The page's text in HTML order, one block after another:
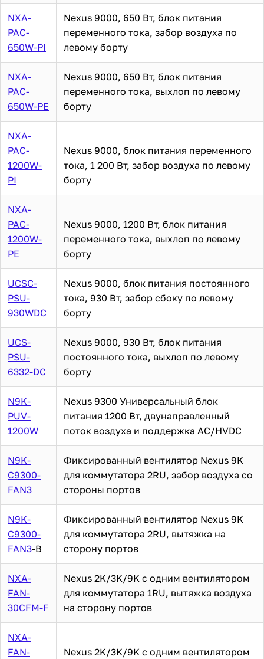
NXA-
PAC-
650W-PI
Nexus 9000, 650 Вт, блок питания
переменного тока, забор воздуха по
левому борту
NXA-
PAC-
650W-PE
Nexus 9000, 650 Вт, блок питания
переменного тока, выхлоп по левому
борту
NXA-
PAC-
1200W-
PI
Nexus 9000, блок питания переменного
тока, 1 200 Вт, забор воздуха по левому
борту
NXA-
PAC-
1200W-
PE
Nexus 9000, 1200 Вт, блок питания
переменного тока, выхлоп по левому
борту
UCSC-
PSU-
930WDC
Nexus 9000, блок питания постоянного
тока, 930 Вт, забор сбоку по левому
борту
UCS-
PSU-
6332-DC
Nexus 9000, 930 Вт, блок питания
постоянного тока, выхлоп по левому
борту
N9K-
PUV-
1200W
Nexus 9300 Универсальный блок
питания 1200 Вт, двунаправленный
поток воздуха и поддержка AC/HVDC
N9K-
C9300-
FAN3
Фиксированный вентилятор Nexus 9K
для коммутатора 2RU, забор воздуха со
стороны портов
N9K-
C9300-
FAN3-B
Фиксированный вентилятор Nexus 9K
для коммутатора 2RU, вытяжка на
сторону портов
NXA-
FAN-
30CFM-F
Nexus 2K/3K/9K с одним вентилятором
для коммутатора 1RU, вытяжка воздуха
на сторону портов
NXA-
FAN-
Nexus 2K/3K/9K с одним вентилятором